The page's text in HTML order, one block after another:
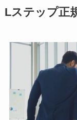
Lステップ正